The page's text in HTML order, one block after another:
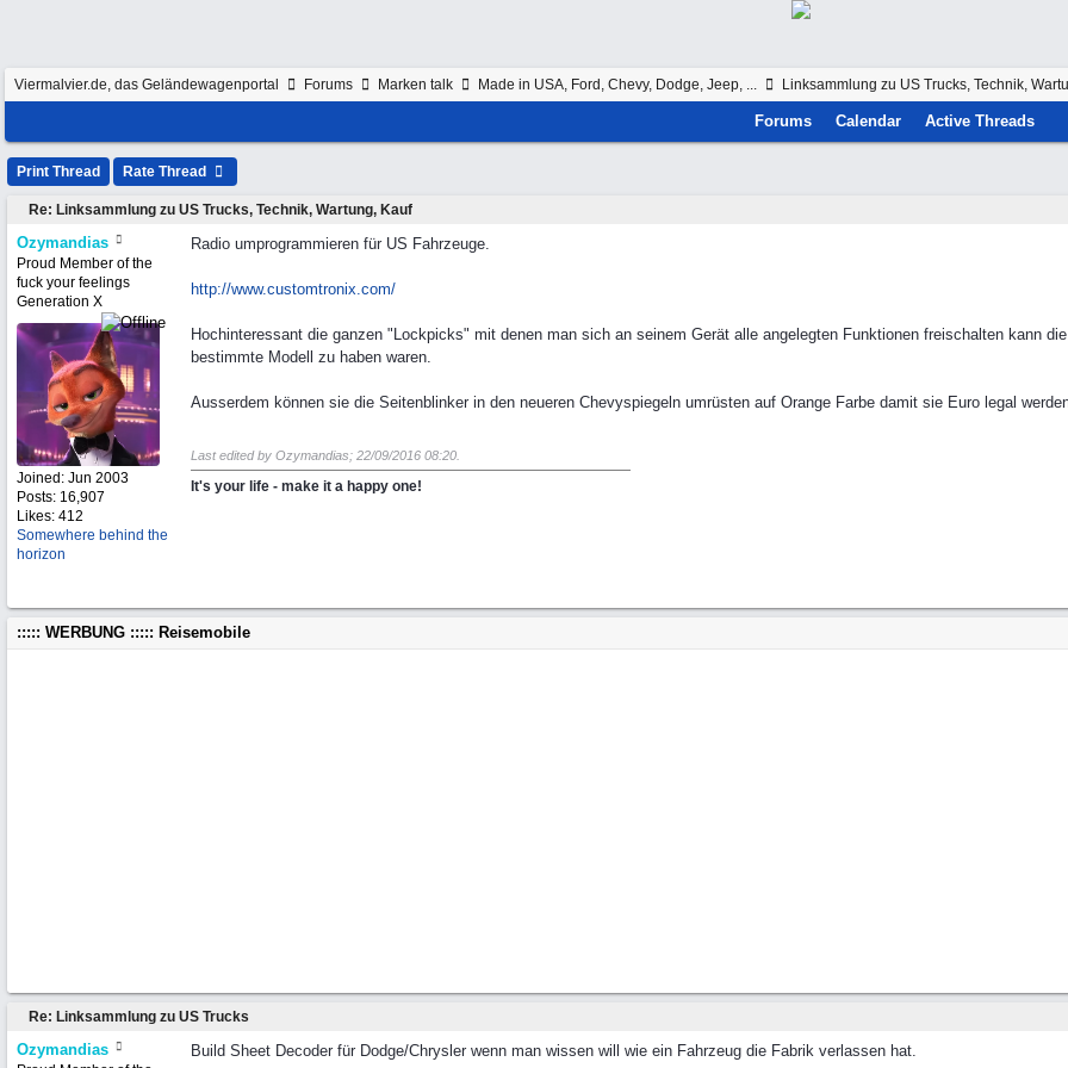
Viermalvier.de, das Geländewagenportal Forums Marken talk Made in USA, Ford, Chevy, Dodge, Jeep, ... Linksammlung zu US Trucks, Technik,
Forums Calendar Active Threads
Print Thread Rate Thread
Re: Linksammlung zu US Trucks, Technik, Wartung, Kauf
Ozymandias
Proud Member of the
fuck your feelings
Generation X
Joined: Jun 2003
Posts: 16,907
Likes: 412
Somewhere behind the
horizon
Radio umprogrammieren für US Fahrzeuge.
http://www.customtronix.com/
Hochinteressant die ganzen "Lockpicks" mit denen man sich an seinem Gerät alle angelegten Funktionen freischalten kann
bestimmte Modell zu haben waren.
Ausserdem können sie die Seitenblinker in den neueren Chevyspiegeln umrüsten auf Orange Farbe damit sie Euro legal
Last edited by Ozymandias; 22/09/2016 08:20
It's your life - make it a happy one!
::::: WERBUNG ::::: Reisemobile
Re: Linksammlung zu US Trucks
Ozymandias Build Sheet Decoder für Dodge/Chrysler wenn man wissen will wie ein Fahrzeug die Fabrik verlassen hat.